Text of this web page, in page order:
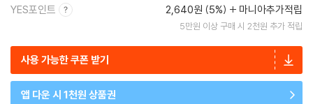
YES포인트 2,640원 (5%) 마니아추가적립
5만원 이상 구매 시 2천원 추가 적립
사용 가능한 쿠폰 받기
앱 다운 시 1천원 상품권